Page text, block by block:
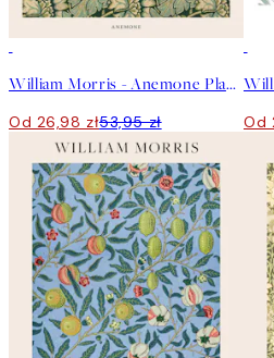
William Morris - Anemone Plakat
Od 26,98 zł53,95 zł Od